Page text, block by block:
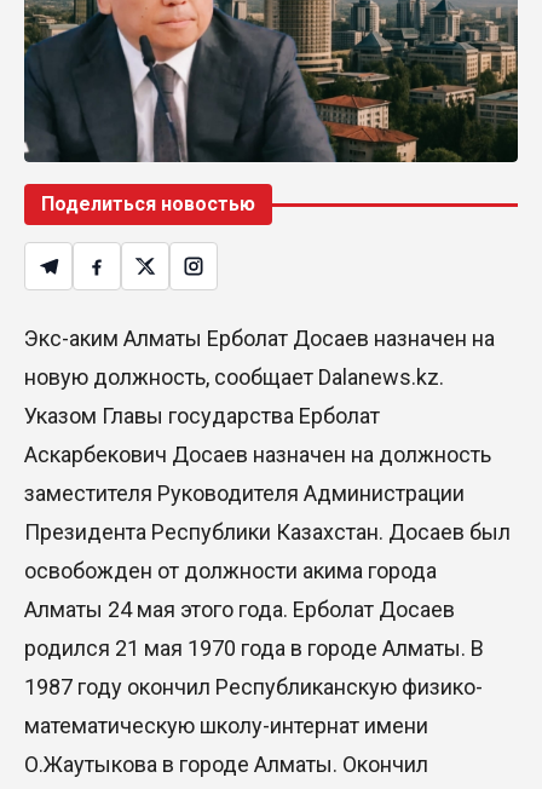
Поделиться новостью
Экс-аким Алматы Ерболат Досаев назначен на
новую должность, сообщает Dalanews.kz.
Указом Главы государства Ерболат
Аскарбекович Досаев назначен на должность
заместителя Руководителя Администрации
Президента Республики Казахстан. Досаев был
освобожден от должности акима города
Алматы 24 мая этого года. Ерболат Досаев
родился 21 мая 1970 года в городе Алматы. В
1987 году окончил Республиканскую физико-
математическую школу-интернат имени
О.Жаутыкова в городе Алматы. Окончил